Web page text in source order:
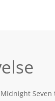
Midnight